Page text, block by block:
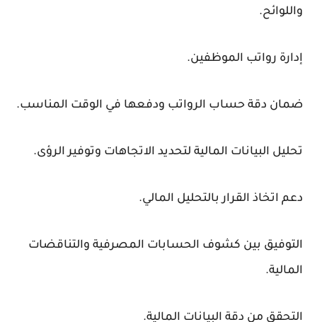
واللوائح.
إدارة رواتب الموظفين.
ضمان دقة حساب الرواتب ودفعها في الوقت المناسب.
تحليل البيانات المالية لتحديد الاتجاهات وتوفير الرؤى.
دعم اتخاذ القرار بالتحليل المالي.
التوفيق بين كشوف الحسابات المصرفية والتناقضات
المالية.
التحقق من دقة البيانات المالية.